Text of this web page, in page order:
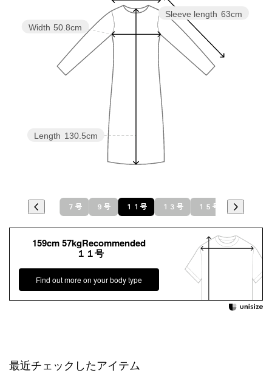
Sleeve length 63cm
Length 130.5cm
Width 50.8cm
７号 ９号 １１号 １３号 １５号
159cm 57kgRecommended
１１号
Find out more on your body type
最近チェックしたアイテム